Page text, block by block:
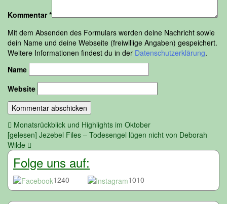
Kommentar*
Mit dem Absenden des Formulars werden deine Nachricht sowie
dein Name und deine Webseite (freiwillige Angaben) gespeichert.
Weitere Informationen findest du in der Datenschutzerklärung.
Name
Website
Beitragsnavigation
Monatsrückblick und Highlights im Oktober
[gelesen] Jezebel Files – Todesengel lügen nicht von Deborah
Wilde
Folge uns auf:
1240 1010